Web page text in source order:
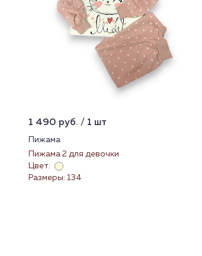
1 490 руб. / 1 шт
Пижама
Пижама 2 для девочки
Цвет:
Размеры: 134